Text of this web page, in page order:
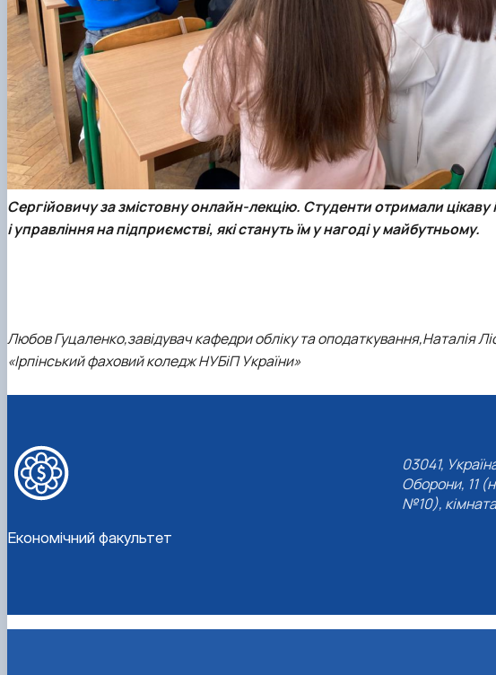
Сергійовичу за змістовну онлайн-лекцію. Студенти отримали цікаву
і управління на підприємстві, які стануть їм у нагоді у майбутньому.
Любов Гуцаленко,завідувач кафедри обліку та оподаткування,Наталія
«Ірпінський фаховий коледж НУБіП України»
Економічний факультет
03041,
Оборони, 11
№10),